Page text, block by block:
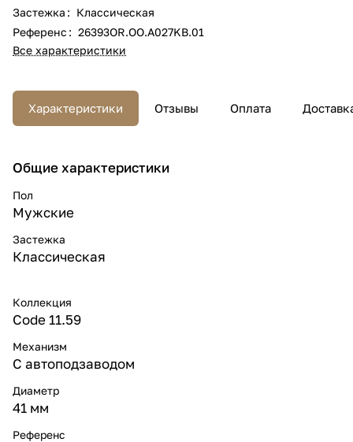
Застежка : Классическая
Референс : 26393OR.OO.A027KB.01
Все характеристики
Характеристики Отзывы Оплата
Общие характеристики
Пол
Мужские
Застежка
Классическая
Коллекция
Code 11.59
Механизм
С автоподзаводом
Диаметр
41 мм
Референс